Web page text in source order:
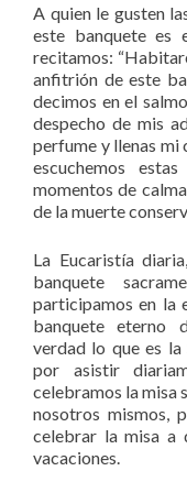
A quien le gusten
este banquete es
recitamos:
anfitrión de este
decimos en el
despecho de mis
perfume y llenas mi
escuchemos
momentos de
de la muerte
La Eucaristía
banquete
participamos en la
banquete eterno
verdad lo que es la
por asistir
celebramos la misa
nosotros mismos,
celebrar la misa a
vacaciones.